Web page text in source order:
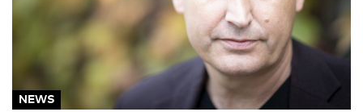
NEWS